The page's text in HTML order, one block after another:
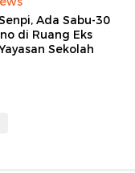
Ada Sabu-30
di Ruang Eks
Sekolah